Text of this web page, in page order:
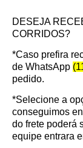
DESEJA
CORRIDOS?
*Caso prefira
de WhatsApp
pedido.
*Selecione a
conseguimos
do frete poderá
equipe entrara